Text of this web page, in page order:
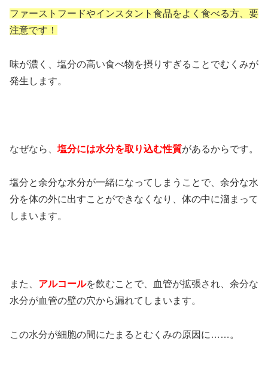
ファーストフードやインスタント食品をよく食べる方、要
注意です！
味が濃く、塩分の高い食べ物を摂りすぎることでむくみが
発生します。
なぜなら、 塩分には水分を取り込む性質があるからです。
塩分と余分な水分が一緒になってしまうことで、余分な水
分を体の外に出すことができなくなり、体の中に溜まって
しまいます。
また、 アルコールを飲むことで、血管が拡張され、余分な
水分が血管の壁の穴から漏れてしまいます。
この水分が細胞の間にたまるとむくみの原因に……。